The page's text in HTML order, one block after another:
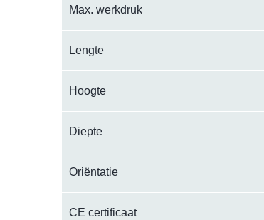
Max. werkdruk
Lengte
Hoogte
Diepte
Oriëntatie
CE certificaat